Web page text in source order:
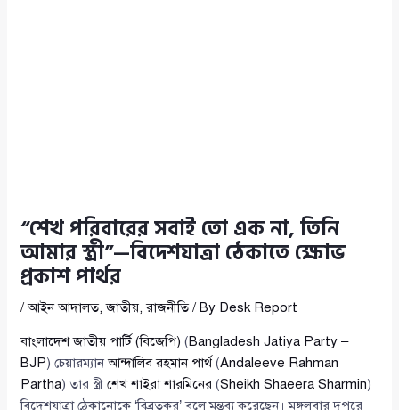
“শেখ পরিবারের সবাই তো এক না, তিনি
আমার স্ত্রী”—বিদেশযাত্রা ঠেকাতে ক্ষোভ
প্রকাশ পার্থর
/আইন আদালত,জাতীয়,রাজনীতি/ By Desk Report
বাংলাদেশ জাতীয় পার্টি (বিজেপি) (Bangladesh Jatiya Party –
BJP) চেয়ারম্যানআন্দালিব রহমান পার্থ (Andaleeve Rahman
Partha) তার স্ত্রীশেখ শাইরা শারমিনের (Sheikh Shaeera Sharmin)
বিদেশযাত্রা ঠেকানোকে ‘বিব্রতকর’ বলে মন্তব্য করেছেন। মঙ্গলবার দুপুরে